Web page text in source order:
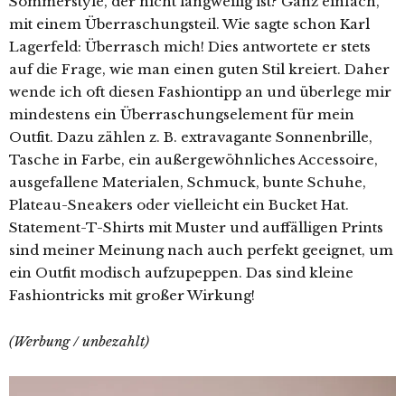
mit einem Überraschungsteil. Wie sagte schon Karl
Lagerfeld: Überrasch mich! Dies antwortete er stets
auf die Frage, wie man einen guten Stil kreiert. Daher
wende ich oft diesen Fashiontipp an und überlege mir
mindestens ein Überraschungselement für mein
Outfit. Dazu zählen z. B. extravagante Sonnenbrille,
Tasche in Farbe, ein außergewöhnliches Accessoire,
ausgefallene Materialen, Schmuck, bunte Schuhe,
Plateau-Sneakers oder vielleicht ein Bucket Hat.
Statement-T-Shirts mit Muster und auffälligen Prints
sind meiner Meinung nach auch perfekt geeignet, um
ein Outfit modisch aufzupeppen. Das sind kleine
Fashiontricks mit großer Wirkung!
(Werbung / unbezahlt)